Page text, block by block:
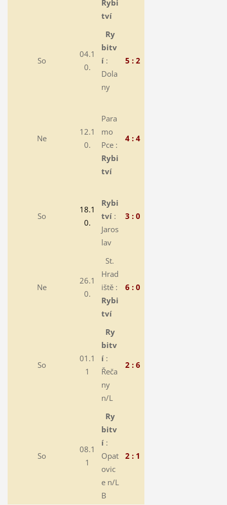
Rybi
tví
So
04.1
0.
Ry
bitv
í :
Dola
ny
5 : 2
Ne
12.1
0.
Para
mo
Pce :
Rybi
tví
4 : 4
So
18.1
0.
Rybi
tví:
Jaros
lav
3 : 0
Ne
26.1
0.
St.
Hrad
iště :
Rybi
tví
6 : 0
So
01.1
1
Ry
bitv
í:
Řeča
ny
n/L
2 : 6
So
08.1
1
Ry
bitv
í:
Opat
ovic
e n/L
B
2 : 1